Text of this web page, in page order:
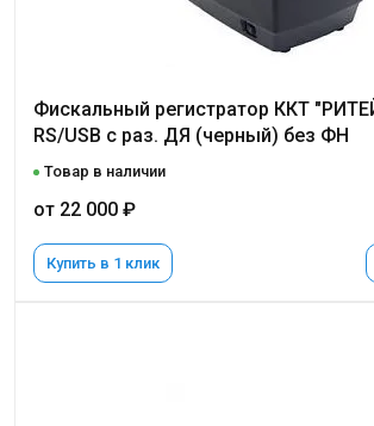
Фискальный регистратор ККТ
RS/USB с раз. ДЯ (черный) без ФН
Товар в наличии
от 22 000 ₽
Купить в 1 клик